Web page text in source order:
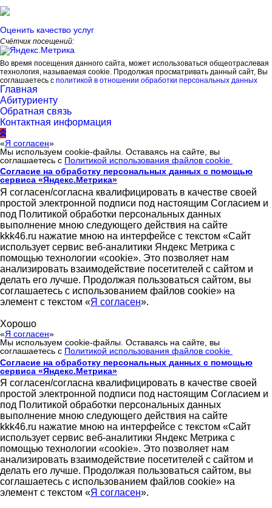
Оценить качество услуг
Счётчик посещений:
Во время посещения данного сайта, может использоваться общеотраслевая
технология, называемая cookie. Продолжая просматривать данный сайт, Вы
соглашаетесь с политикой в отношении обработки персональных данных
Главная
Абитуриенту
Обратная связь
Контактная информация
«Я согласен»
Мы используем cookie-файлы. Оставаясь на сайте, вы
соглашаетесь с Политикой использования файлов cookie
Согласие на обработку персональных данных с помощью
сервиса «Яндекс.Метрика»
Я согласен/согласна квалифицировать в качестве своей
простой электронной подписи под настоящим Согласием и
под Политикой обработки персональных данных
выполнение мною следующего действия на сайте
kkk46.ru нажатие мною на интерфейсе с текстом «Сайт
использует сервис веб-аналитики Яндекс Метрика с
помощью технологии «cookie». Это позволяет нам
анализировать взаимодействие посетителей с сайтом и
делать его лучше. Продолжая пользоваться сайтом, вы
соглашаетесь с использованием файлов cookie» на
элемент с текстом «Я согласен».
Хорошо
«Я согласен»
Мы используем cookie-файлы. Оставаясь на сайте, вы
соглашаетесь с Политикой использования файлов cookie
Согласие на обработку персональных данных с помощью
сервиса «Яндекс.Метрика»
Я согласен/согласна квалифицировать в качестве своей
простой электронной подписи под настоящим Согласием и
под Политикой обработки персональных данных
выполнение мною следующего действия на сайте
kkk46.ru нажатие мною на интерфейсе с текстом «Сайт
использует сервис веб-аналитики Яндекс Метрика с
помощью технологии «cookie». Это позволяет нам
анализировать взаимодействие посетителей с сайтом и
делать его лучше. Продолжая пользоваться сайтом, вы
соглашаетесь с использованием файлов cookie» на
элемент с текстом «Я согласен».